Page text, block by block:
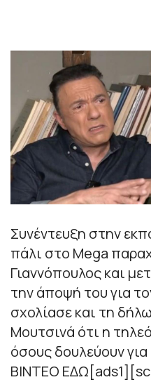
Συνέντευξη στην
πάλι στο Mega
Γιαννόπουλος και
την άποψή του για
σχολίασε και τη
Μουτσινά ότι η
όσους δουλεύουν
ΒΙΝΤΕΟ